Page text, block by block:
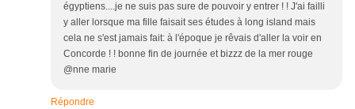
égyptiens....je ne suis pas sure de pouvoir y entrer ! ! J'ai failli
y aller lorsque ma fille faisait ses études à long island mais
cela ne s'est jamais fait: à l'époque je rêvais d'aller la voir en
Concorde ! ! bonne fin de journée et bizzz de la mer rouge
@nne marie
Répondre